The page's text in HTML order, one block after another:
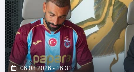
06.08.2026 - 16:31